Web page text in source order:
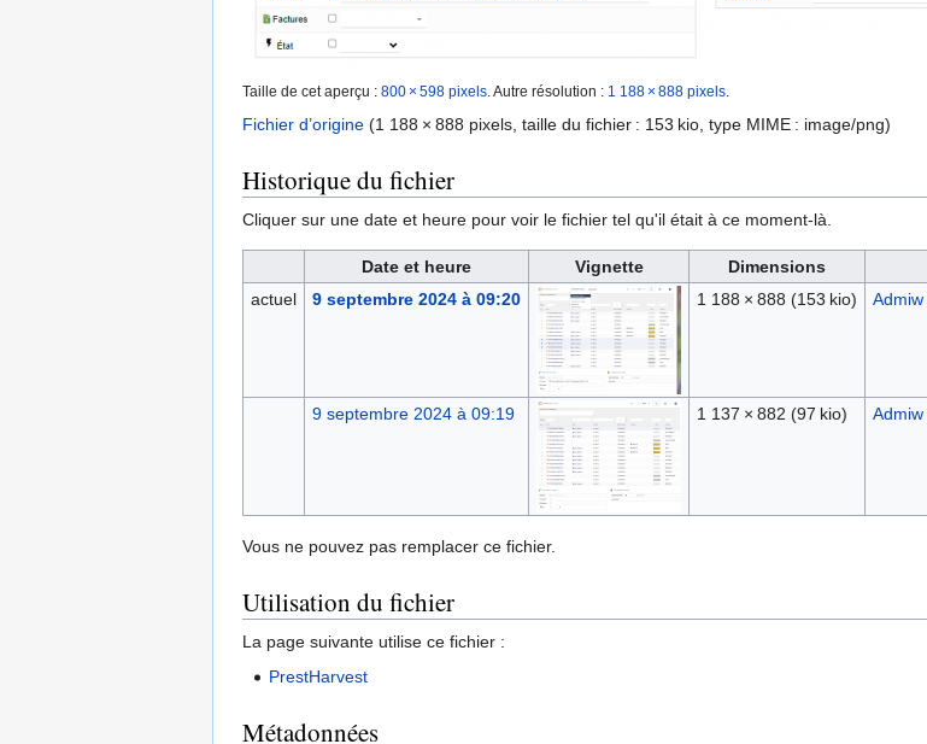
Taille de cet aperçu : 800 × 598 pixels Autre résolution : 1 188 × 888 pixels
Fichier d’origine (1 188 × 888 pixels, taille du fichier : 153 kio, type MIME : image/png)
Historique du fichier
Cliquer sur une date et heure pour voir le fichier tel qu'il était à ce moment-là.
Date et heure Vignette Dimensions
actuel
9 septembre 2024 à 09:20 1 188 × 888 (153 kio) Admiw
9 septembre 2024 à 09:19 1 137 × 882 (97 kio) Admiw
Vous ne pouvez pas remplacer ce fichier.
Utilisation du fichier
La page suivante utilise ce fichier :
PrestHarvest
Métadonnées